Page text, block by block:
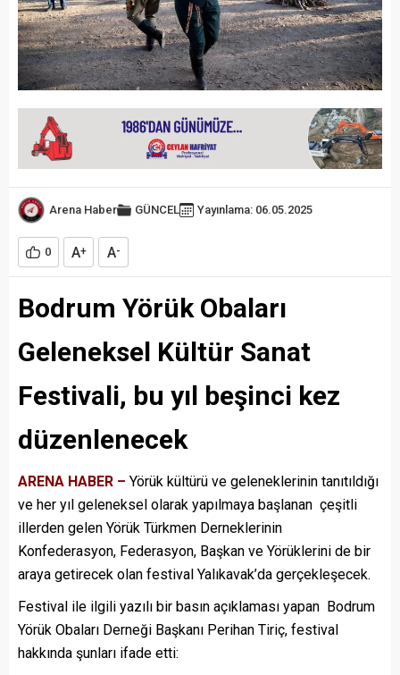
Arena Haber GÜNCEL Yayınlama: 06.05.2025
0 A+ A-
Bodrum Yörük Obaları
Geleneksel Kültür Sanat
Festivali, bu yıl beşinci kez
düzenlenecek
ARENA HABER – Yörük kültürü ve geleneklerinin tanıtıldığı
ve her yıl geleneksel olarak yapılmaya başlanan çeşitli
illerden gelen Yörük Türkmen Derneklerinin
Konfederasyon, Federasyon, Başkan ve Yörüklerini de bir
araya getirecek olan festival Yalıkavak’da gerçekleşecek.
Festival ile ilgili yazılı bir basın açıklaması yapan Bodrum
Yörük Obaları Derneği Başkanı Perihan Tiriç, festival
hakkında şunları ifade etti: